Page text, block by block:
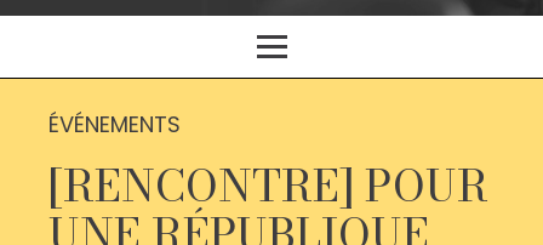
ÉVÉNEMENTS
[RENCONTRE] POUR